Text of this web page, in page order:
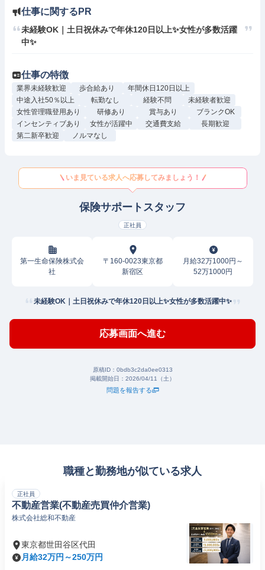
仕事に関するPR
未経験OK｜土日祝休みで年休120日以上✨女性が多数活躍
中✨
仕事の特徴
業界未経験歓迎 歩合給あり
年間休日120日以上
中途入社50％以上
転勤なし 経験不問
未経験者歓迎
女性管理職登用あり
研修あり 賞与あり
ブランクOK
インセンティブあり
女性が活躍中 交通費支給
長期歓迎
第二新卒歓迎
ノルマなし
いま見ている求人へ応募してみましょう！
保険サポートスタッフ
正社員
第一生命保険株式会
社
〒160-0023東京都
新宿区
月給32万1000円～
52万1000円
未経験OK｜土日祝休みで年休120日以上✨女性が多数活躍中✨
応募画面へ進む
原稿ID： 0bdb3c2da0ee0313
掲載開始日： 2026/04/11（土）
問題を報告する
職種と勤務地が似ている求人
正社員
不動産営業(不動産売買仲介営業)
株式会社総和不動産
東京都世田谷区代田
月給32万円～250万円